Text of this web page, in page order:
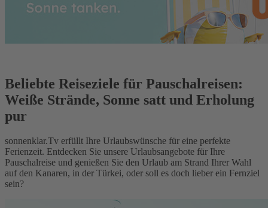
Beliebte Reiseziele für Pauschalreisen:
Weiße Strände, Sonne satt und Erholung
pur
sonnenklar.Tv erfüllt Ihre Urlaubswünsche für eine perfekte
Ferienzeit. Entdecken Sie unsere Urlaubsangebote für Ihre
Pauschalreise und genießen Sie den Urlaub am Strand Ihrer Wahl
auf den Kanaren, in der Türkei, oder soll es doch lieber ein Fernziel
sein?